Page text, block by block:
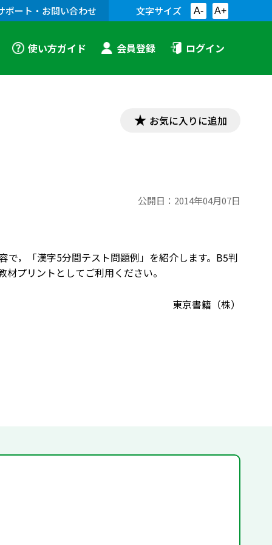
ポート・お問い合わせ 文字サイズ A- A+
使い方ガイド 会員登録 ログイン
お気に入りに追加
公開日： 2014年04月07日
，「漢字5分間テスト問題例」を紹介します。B5判
プリントとしてご利用ください。
東京書籍（株）